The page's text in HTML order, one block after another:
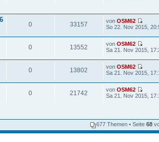
a
B
i
r
g
e
t
r
e
t
a
0 33157 von OSM62
N
u
s
e
B
t
r
So 22. Nov 2015,
0 13552 von OSM62
N
u
s
B
r
a
g
Sa 21. Nov 2015,
0 13802 von OSM62
N
u
s
B
e
i
Sa 21. Nov 2015,
0 21742 von OSM62
N
s
t
e
Sa 21. Nov 2015,
677 Themen • Seite 68